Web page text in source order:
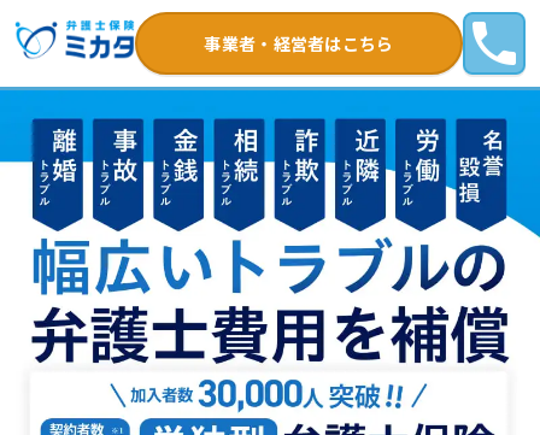
事業者・経営者はこちら